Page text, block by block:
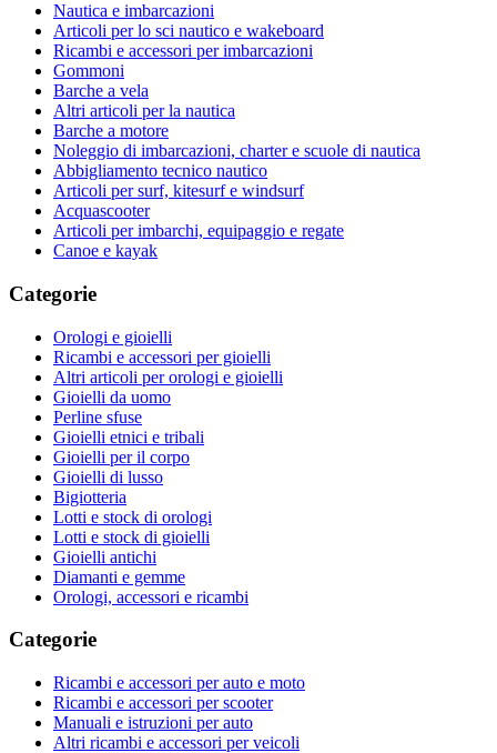
Nautica e imbarcazioni
Articoli per lo sci nautico e wakeboard
Ricambi e accessori per imbarcazioni
Gommoni
Barche a vela
Altri articoli per la nautica
Barche a motore
Noleggio di imbarcazioni, charter e scuole di nautica
Abbigliamento tecnico nautico
Articoli per surf, kitesurf e windsurf
Acquascooter
Articoli per imbarchi, equipaggio e regate
Canoe e kayak
Categorie
Orologi e gioielli
Ricambi e accessori per gioielli
Altri articoli per orologi e gioielli
Gioielli da uomo
Perline sfuse
Gioielli etnici e tribali
Gioielli per il corpo
Gioielli di lusso
Bigiotteria
Lotti e stock di orologi
Lotti e stock di gioielli
Gioielli antichi
Diamanti e gemme
Orologi, accessori e ricambi
Categorie
Ricambi e accessori per auto e moto
Ricambi e accessori per scooter
Manuali e istruzioni per auto
Altri ricambi e accessori per veicoli